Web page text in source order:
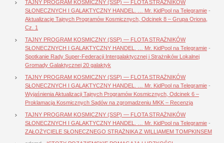
TAJNY PROGRAM KOSMICZNY (SSP) — FLOTA STRAŻNIKÓW
SŁONECZNYCH I GALAKTYCZNY HANDEL. … Mr. KidPool na Telegramie -
Aktualizacje Tajnych Programów Kosmicznych, Odcinek 8 – Grupa Oriona,
Cz. 1
TAJNY PROGRAM KOSMICZNY (SSP) — FLOTA STRAŻNIKÓW
SŁONECZNYCH I GALAKTYCZNY HANDEL. … Mr. KidPool na Telegramie -
Spotkanie Rady Super-Federacji Intergalaktycznej i Strażników Lokalnej
Gromady Galaktycznej 20 galaktyk
TAJNY PROGRAM KOSMICZNY (SSP) — FLOTA STRAŻNIKÓW
SŁONECZNYCH I GALAKTYCZNY HANDEL. … Mr. KidPool na Telegramie -
Wyjaśnienia Aktualizacji Tajnych Programów Kosmicznych, Odcinek 6 –
Proklamacja Kosmicznych Sądów na zgromadzeniu MKK – Recenzja
TAJNY PROGRAM KOSMICZNY (SSP) — FLOTA STRAŻNIKÓW
SŁONECZNYCH I GALAKTYCZNY HANDEL. … Mr. KidPool na Telegramie -
ZAŁOŻYCIELE SŁONECZNEGO STRAŻNIKA Z WILLIAMEM TOMPKINSEM